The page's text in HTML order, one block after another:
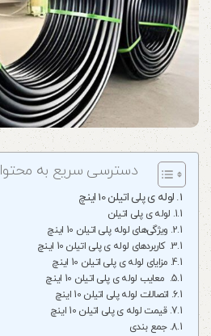
دسترسی سریع به محتوا
لوله ی پلی اتیلن 10 اینچ
لوله ی پلی اتیلن
ویژگی‌های لوله پلی اتیلن 10 اینچ
کاربردهای لوله ی پلی اتیلن 10 اینچ
مزایای لوله ی پلی اتیلن 10 اینچ
معایب لوله ی پلی اتیلن 10 اینچ
اتصالات لوله پلی اتیلن 10 اینچ
قیمت لوله ی پلی اتیلن 10 اینچ
جمع بندی